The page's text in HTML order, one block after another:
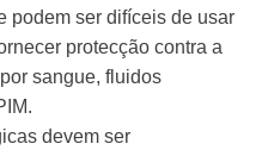
podem ser difíceis de usar
protecção contra a
sangue, fluidos
devem ser